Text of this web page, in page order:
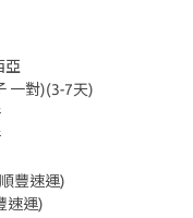
亞
一對)(3-7天)
豐速運)
速運)